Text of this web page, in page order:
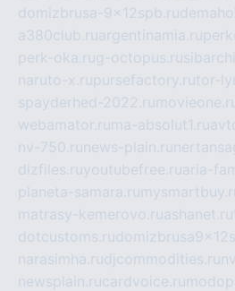
domizbrusa-9x12spb.ru
a380club.ruargentinamia.ru
perk-oka.rug-octopus.ru
naruto-x.rupursefactory.rutor-
spayderhed-2022.ru
webamator.ru ma-absolut1.ru
nv-750.ru news-plain.ru
dizfiles.ruyoutubefree.ruaria-
planeta-samara.ru
matrasy-kemerovo.ruashanet.ru
dotcustoms.ru
narasimha.rudjcommodities.ru
newsplain.rucardvoice.ru